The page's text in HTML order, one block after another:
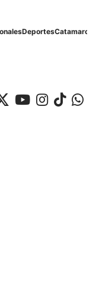
DeportesCatamarca